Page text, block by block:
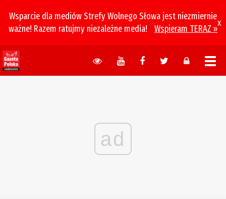
Wsparcie dla mediów Strefy Wolnego Słowa jest niezmiernie
ważne! Razem ratujmy niezależne media!
Wspieram TERAZ »
x
ad